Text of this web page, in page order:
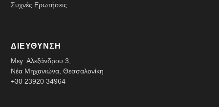
Συχνές Ερωτήσεις
ΔΙΕΥΘΥΝΣΗ
Μεγ. Αλεξάνδρου 3,
Νέα Μηχανιώνα, Θεσσαλονίκη
+30 23920 34964